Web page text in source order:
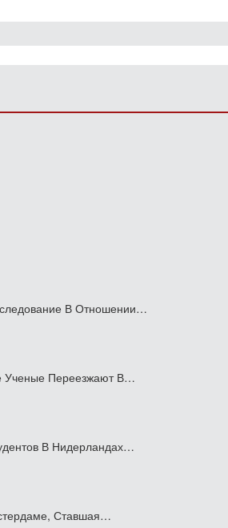
В Отношении…
Ученые Переезжают В…
В Нидерландах…
Ставшая…